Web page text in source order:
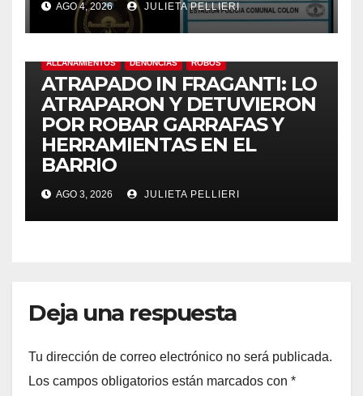
AGO 4, 2026 JULIETA PELLIERI
ALLANAMIENTOS DENUNCIAS ROBOS
ATRAPADO IN FRAGANTI: LO
ATRAPARON Y DETUVIERON
POR ROBAR GARRAFAS Y
HERRAMIENTAS EN EL
BARRIO
AGO 3, 2026 JULIETA PELLIERI
Deja una respuesta
Tu dirección de correo electrónico no será publicada.
Los campos obligatorios están marcados con *